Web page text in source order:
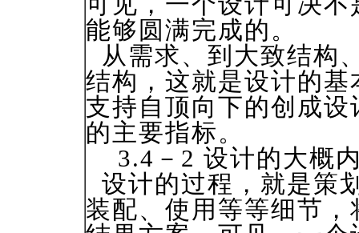
能够圆满完成的。
从需求、到大致结构
结构，这就是设计的
支持自顶向下的创成
的主要指标。
3.4－2 设计的大概
设计的过程，就是策
装配、使用等等细节